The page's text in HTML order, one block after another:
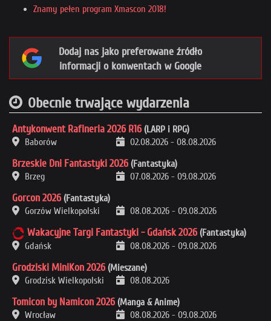
Znamy pełen program Xmascon 2018!
Dodaj nas jako preferowane źródło
informacji o konwentach w Google
Obecnie trwające wydarzenia
Antykonwent Rafineria 2026 R16 (LARP i RPG)
Baborów
02.08.2026 - 08.08.2026
Brzeskie Dni Fantastyki 2026 (Fantastyka)
Brzeg
07.08.2026 - 09.08.2026
Gorcon 2026 (Fantastyka)
Gorzów Wielkopolski
08.08.2026 - 09.08.2026
Wakacyjne Targi Fantastyki - Gdańsk 2026 (Fantastyka)
Gdańsk
08.08.2026 - 09.08.2026
Grodziski MiniKon 2026 (Mieszane)
Grodzisk Wielkopolski
08.08.2026
Tomicon by Namicon 2026 (Manga & Anime)
Wrocław
08.08.2026 - 09.08.2026